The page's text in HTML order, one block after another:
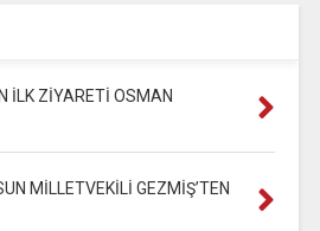
İLK ZİYARETİ OSMAN
MİLLETVEKİLİ GEZMİŞ’TEN